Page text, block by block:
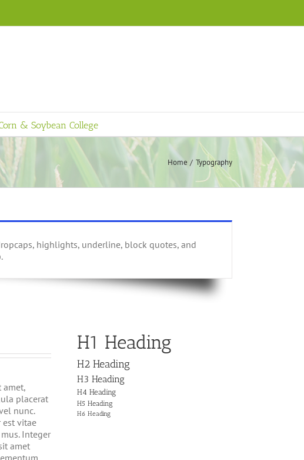
& Soybean College
Home Typography
highlights, underline, block quotes, and
amet,
placerat
nunc.
est vitae
Integer
amet
H1 Heading
H2 Heading
H3 Heading
H4 Heading
H5 Heading
H6 Heading